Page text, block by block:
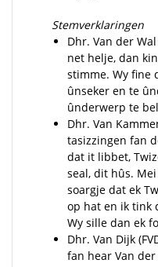
Stemverklaringen
Dhr. Van der
net helje, dan
stimme. Wy fine
ûnseker en te
ûnderwerp te
Dhr. Van
tasizzingen fan
dat it libbet,
seal, dit hûs.
soargje dat ek
op hat en ik tink
Wy sille dan ek
Dhr. Van Dijk
fan hear Van